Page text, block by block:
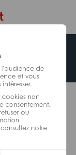
l'audience de
et vous
non
consentement.
ou
notre
consulter n’est
vous
offres.